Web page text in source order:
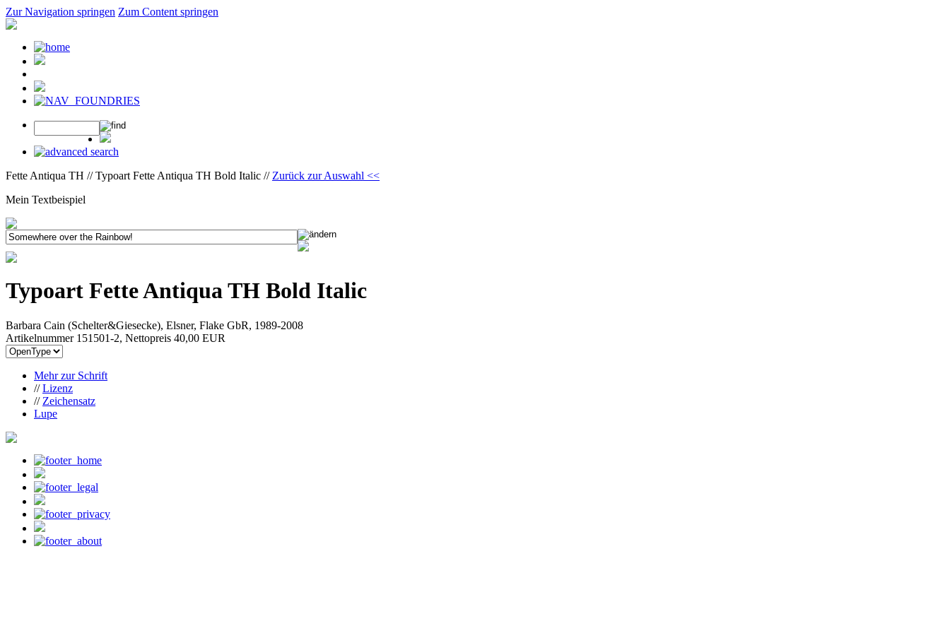
Zur Navigation springen Zum Content springen
Fette Antiqua TH // Typoart Fette Antiqua TH Bold Italic // Zurück zur Auswahl <<
Mein Textbeispiel
Typoart Fette Antiqua TH Bold Italic
Barbara Cain (Schelter&Giesecke), Elsner, Flake GbR, 1989-2008
Artikelnummer 151501-2, Nettopreis 40,00 EUR
Mehr zur Schrift
//Lizenz
// Zeichensatz
Lupe